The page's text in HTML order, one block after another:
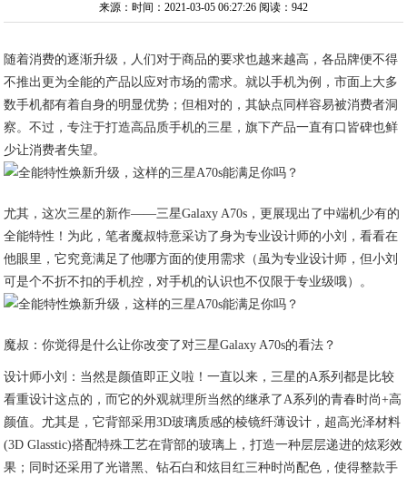
来源：时间：2021-03-05 06:27:26 阅读：942
随着消费的逐渐升级，人们对于商品的要求也越来越高，各品牌便不得
不推出更为全能的产品以应对市场的需求。就以手机为例，市面上大多
数手机都有着自身的明显优势；但相对的，其缺点同样容易被消费者洞
察。不过，专注于打造高品质手机的三星，旗下产品一直有口皆碑也鲜
少让消费者失望。
尤其，这次三星的新作——三星Galaxy A70s，更展现出了中端机少有的
全能特性！为此，笔者魔叔特意采访了身为专业设计师的小刘，看看在
他眼里，它究竟满足了他哪方面的使用需求（虽为专业设计师，但小刘
可是个不折不扣的手机控，对手机的认识也不仅限于专业级哦）。
魔叔：你觉得是什么让你改变了对三星Galaxy A70s的看法？
设计师小刘：当然是颜值即正义啦！一直以来，三星的A系列都是比较
看重设计这点的，而它的外观就理所当然的继承了A系列的青春时尚+高
颜值。尤其是，它背部采用3D玻璃质感的棱镜纤薄设计，超高光泽材料
(3D Glasstic)搭配特殊工艺在背部的玻璃上，打造一种层层递进的炫彩效
果；同时还采用了光谱黑、钻石白和炫目红三种时尚配色，使得整款手